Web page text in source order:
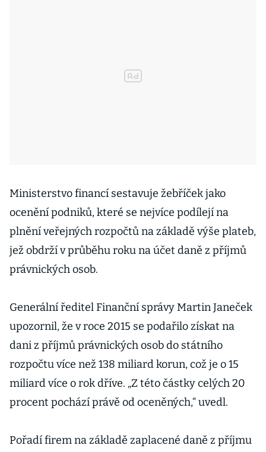
Ministerstvo financí sestavuje žebříček jako
ocenění podniků, které se nejvíce podílejí na
plnění veřejných rozpočtů na základě výše plateb,
jež obdrží v průběhu roku na účet daně z příjmů
právnických osob.
Generální ředitel Finanční správy Martin Janeček
upozornil, že v roce 2015 se podařilo získat na
dani z příjmů právnických osob do státního
rozpočtu více než 138 miliard korun, což je o 15
miliard více o rok dříve. „Z této částky celých 20
procent pochází právě od oceněných,“ uvedl.
Pořadí firem na základě zaplacené daně z příjmu